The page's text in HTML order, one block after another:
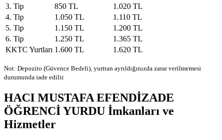
3. Tip
850 TL
1.020 TL
4. Tip
1.050 TL
1.110 TL
5. Tip
1.150 TL
1.200 TL
6. Tip
1.250 TL
1.365 TL
KKTC Yurtları 1.600 TL 1.620 TL
Not: Depozito (Güvence Bedeli), yurttan ayrıldığınızda zarar verilmemesi
durumunda iade edilir.
HACI MUSTAFA EFENDİZADE
ÖĞRENCİ YURDU İmkanları ve
Hizmetler